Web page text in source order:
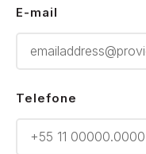
E-mail
Telefone